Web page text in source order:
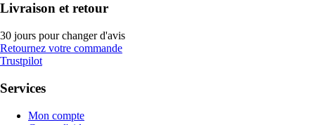
Livraison et retour
30 jours pour changer d'avis
Retournez votre commande
Trustpilot
Services
Mon compte